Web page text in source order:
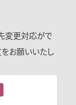
変更対応がで
お願いいたし